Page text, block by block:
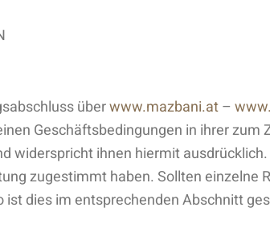
überwww.mazbani.at–
Geschäftsbedingungen in ihrer
widerspricht ihnen hiermit
zugestimmt haben. Sollten einzelne
ist dies im entsprechenden Abschnitt